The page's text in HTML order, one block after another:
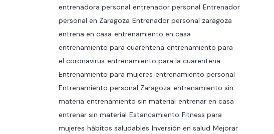
entrenadora personal entrenador personal Entrenador
personal en Zaragoza Entrenador personal zaragoza
entrena en casa entrenamiento en casa
entrenamiento para cuarentena entrenamiento para
el coronavirus entrenamiento para la cuarentena
Entrenamiento para mujeres entrenamiento personal
Entrenamiento personal Zaragoza entrenamiento sin
materia entrenamiento sin material entrenar en casa
entrenar sin material Estancamiento Fitness para
mujeres hábitos saludables Inversión en salud Mejorar